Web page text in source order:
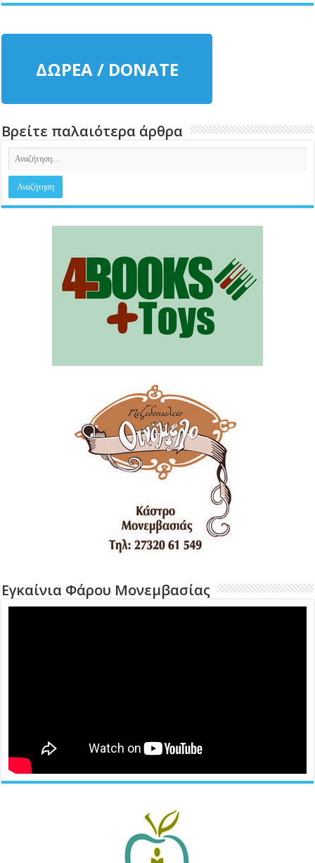
ΔΩΡΕΑ / DONATE
Βρείτε παλαιότερα άρθρα
Εγκαίνια Φάρου Μονεμβασίας